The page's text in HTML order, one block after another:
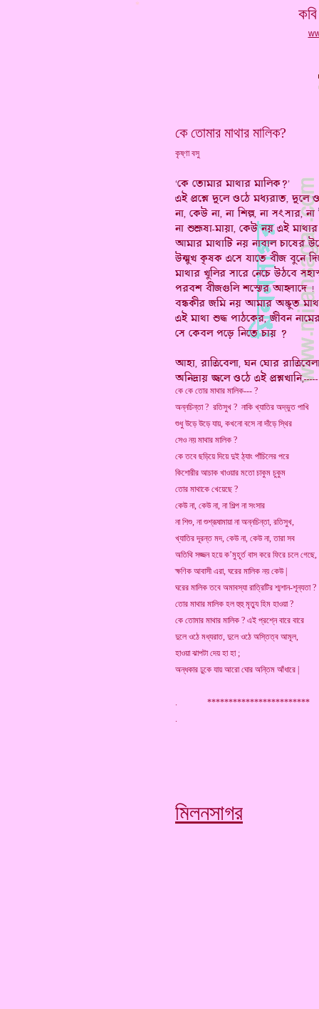
*
কে কে তোর মাথার মালিক--- ?
অন্নচিন্তা ? রতিসুখ ? নাকি খ্যাতির অদ্ভুত পাখি
শুধু উড়ে উড়ে যায়, কখনো বসে না দাঁড়ে স্থির
সেও নয় মাথার মালিক ?
কে তবে ছড়িয়ে দিয়ে দুই ঠ্যাং পাঁচিলের পরে
কিশোরীর আচাক খাওয়ার মতো চাকুম চুকুম
তোর মাথাকে খেয়েছে ?
কেউ না, কেউ না, না শিল্প না সংসার
না শিশু, না শুশ্রূষামায়া না অন্নচিন্তা, রতিসুখ,
খ্যাতির দূরন্ত মদ, কেউ না, কেউ না, তারা সব
অতিথি সজ্জন হয়ে ক’মুহূর্ত বাস করে ফিরে চলে গেছে,
ক্ষণিক আবাসী এরা, ঘরের মালিক নয় কেউ |
ঘরের মালিক তবে অমাবস্যা রাত্রিটির শ্মশান-শূন্যতা ?
তোর মাথার মালিক হল হুহু মৃত্যু হিম হাওয়া ?
কে তোমার মাথার মালিক ? এই প্রশ্নে বারে বারে
দুলে ওঠে মধ্যরাত, দুলে ওঠে অস্তিত্ব আমূল,
হাওয়া ঝাপটা দেয় হা হা ;
অন্ধকার ঢুকে যায় আরো ঘোর অন্তিম আঁধারে |
.
মিলনসাগর
কে তোমার মাথার মালিক?
কৃষ্ণা বসু